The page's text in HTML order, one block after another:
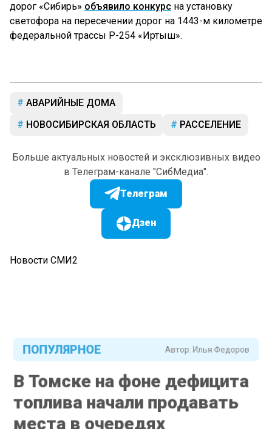
дорог «Сибирь» объявило конкурс на установку
светофора на пересечении дорог на 1443-м километре
федеральной трассы Р-254 «Иртыш».
АВАРИЙНЫЕ ДОМА
НОВОСИБИРСКАЯ ОБЛАСТЬ
РАССЕЛЕНИЕ
Больше актуальных новостей и эксклюзивных видео
в Телеграм-канале "СибМедиа".
Телеграм
Дзен
Новости СМИ2
Автор:Илья Федоров
ПОПУЛЯРНОЕ
В Томске на фоне дефицита
топлива начали продавать
места в очередях